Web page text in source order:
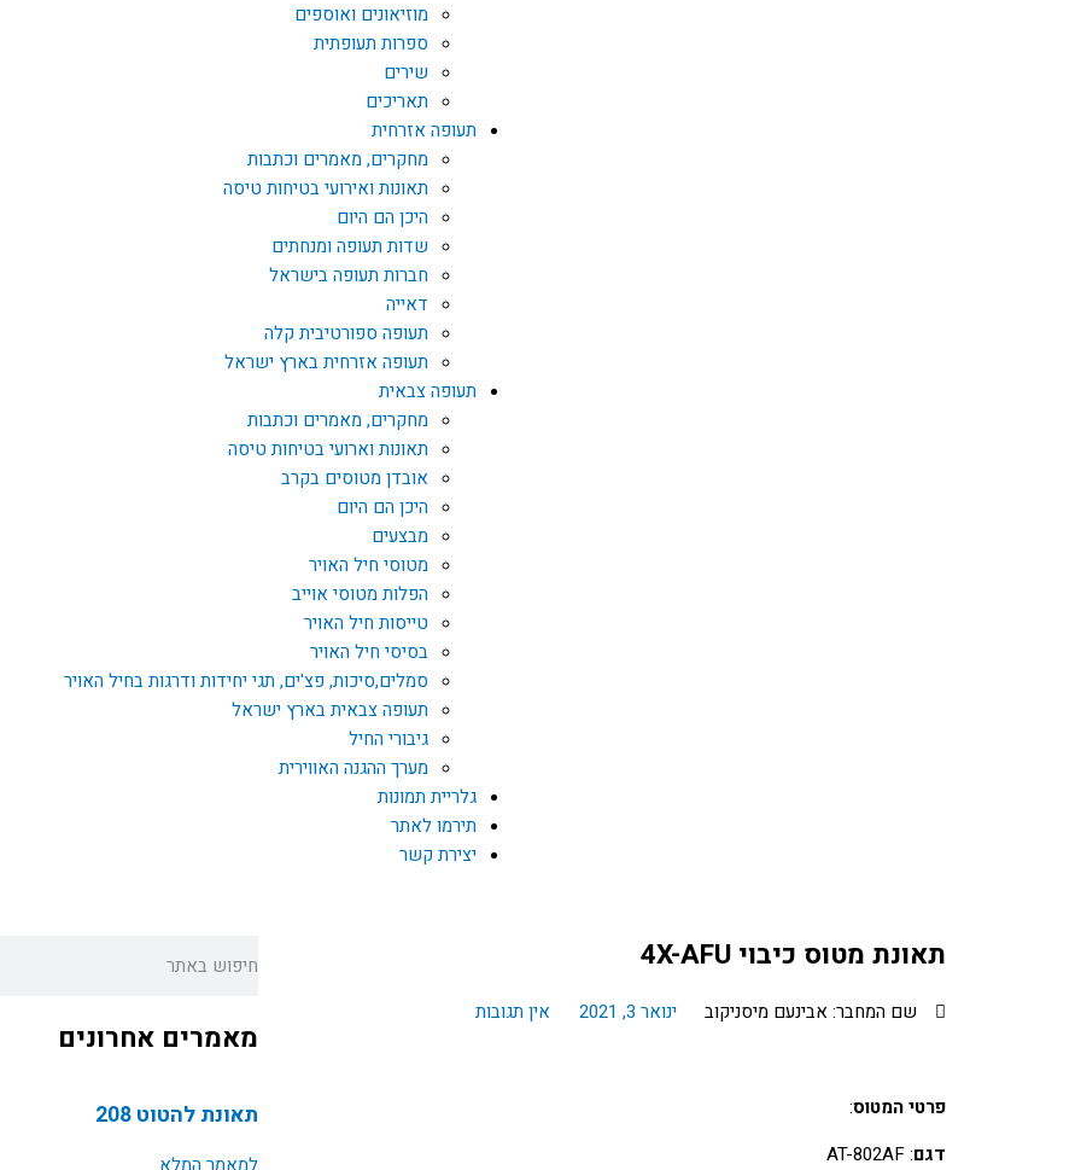
מוזיאונים ואוספים
ספרות תעופתית
שירים
תאריכים
תעופה אזרחית
מחקרים, מאמרים וכתבות
תאונות ואירועי בטיחות טיסה
היכן הם היום
שדות תעופה ומנחתים
חברות תעופה בישראל
דאייה
תעופה ספורטיבית קלה
תעופה אזרחית בארץ ישראל
תעופה צבאית
מחקרים, מאמרים וכתבות
תאונות וארועי בטיחות טיסה
אובדן מטוסים בקרב
היכן הם היום
מבצעים
מטוסי חיל האויר
הפלות מטוסי אוייב
טייסות חיל האויר
בסיסי חיל האויר
סמלים,סיכות, פצ'ים, תגי יחידות ודרגות בחיל האויר
תעופה צבאית בארץ ישראל
גיבורי החיל
מערך ההגנה האווירית
גלריית תמונות
תירמו לאתר
יצירת קשר
תאונת מטוס כיבוי 4X-AFU
שם המחבר: אבינעם מיסניקוב ינואר 3, 2021 אין תגובות
פרטי המטוס:
דגם: AT-802AF
מאמרים אחרונים
תאונת להטוט 208